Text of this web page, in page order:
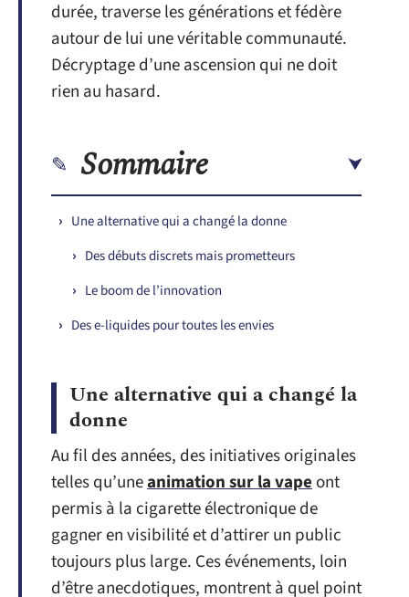
durée, traverse les générations et fédère
autour de lui une véritable communauté.
Décryptage d’une ascension qui ne doit
rien au hasard.
Sommaire
Une alternative qui a changé la donne
Des débuts discrets mais prometteurs
Le boom de l’innovation
Des e-liquides pour toutes les envies
Une alternative qui a changé la
donne
Au fil des années, des initiatives originales
telles qu’uneanimation sur la vapeont
permis à la cigarette électronique de
gagner en visibilité et d’attirer un public
toujours plus large. Ces événements, loin
d’être anecdotiques, montrent à quel point